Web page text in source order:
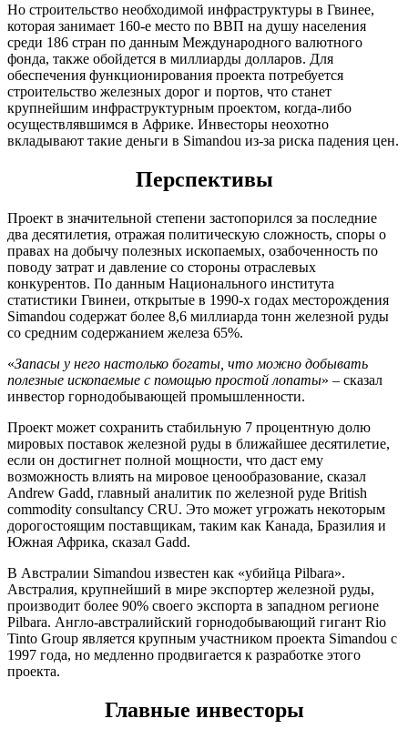
Но строительство необходимой инфраструктуры в Гвинее,
которая занимает 160-е место по ВВП на душу населения
среди 186 стран по данным Международного валютного
фонда, также обойдется в миллиарды долларов. Для
обеспечения функционирования проекта потребуется
строительство железных дорог и портов, что станет
крупнейшим инфраструктурным проектом, когда-либо
осуществлявшимся в Африке. Инвесторы неохотно
вкладывают такие деньги в Simandou из-за риска падения цен.
Перспективы
Проект в значительной степени застопорился за последние
два десятилетия, отражая политическую сложность, споры о
правах на добычу полезных ископаемых, озабоченность по
поводу затрат и давление со стороны отраслевых
конкурентов. По данным Национального института
статистики Гвинеи, открытые в 1990-х годах месторождения
Simandou содержат более 8,6 миллиарда тонн железной руды
со средним содержанием железа 65%.
«Запасы у него настолько богаты, что можно добывать
полезные ископаемые с помощью простой лопаты» – сказал
инвестор горнодобывающей промышленности.
Проект может сохранить стабильную 7 процентную долю
мировых поставок железной руды в ближайшее десятилетие,
если он достигнет полной мощности, что даст ему
возможность влиять на мировое ценообразование, сказал
Andrew Gadd, главный аналитик по железной руде British
commodity consultancy CRU. Это может угрожать некоторым
дорогостоящим поставщикам, таким как Канада, Бразилия и
Южная Африка, сказал Gadd.
В Австралии Simandou известен как «убийца Pilbara».
Австралия, крупнейший в мире экспортер железной руды,
производит более 90% своего экспорта в западном регионе
Pilbara. Англо-австралийский горнодобывающий гигант Rio
Tinto Group является крупным участником проекта Simandou с
1997 года, но медленно продвигается к разработке этого
проекта.
Главные инвесторы